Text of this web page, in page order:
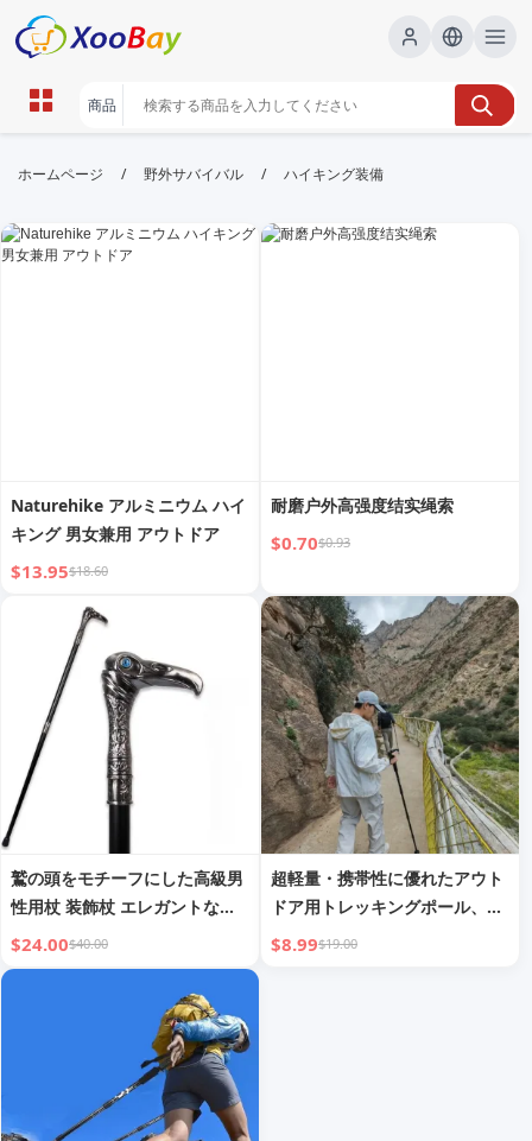
ハイキング装備 | XOOBAY B2B/B2C
ハイキング,装備,登山, wholesale ハイキング装備,
ホームページ / 野外サバイバル / ハイキング装備
Naturehike アルミニウム ハイ
キング 男女兼用 アウトドア
$13.95$18.60
耐磨户外高强度结实绳索
$0.70$0.93
鷲の頭をモチーフにした高級男
性用杖 装飾杖 エレガントなフ
ァッション ヴィンテージ ハン
ドケーン 93cm
$24.00$40.00
超軽量・携帯性に優れたアウト
ドア用トレッキングポール、ス
トレートハンドルのウォーキン
$8.99$19.00